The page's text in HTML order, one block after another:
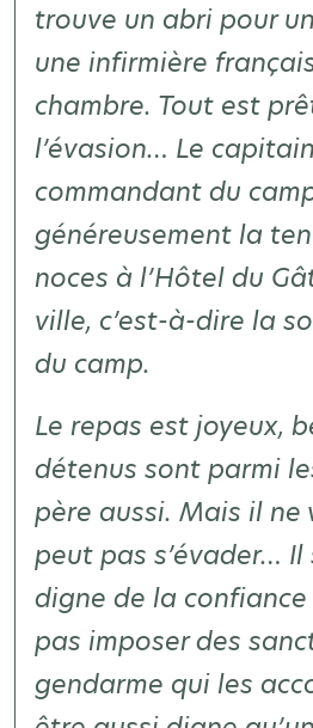
trouve un abri pour
une infirmière
chambre. Tout est
l’évasion… Le
commandant du
généreusement la
noces à l’Hôtel du
ville, c’est-à-dire la
du camp.
Le repas est joyeux,
détenus sont parmi
père aussi. Mais il
peut pas s’évader… Il
digne de la
pas imposer des
gendarme qui les